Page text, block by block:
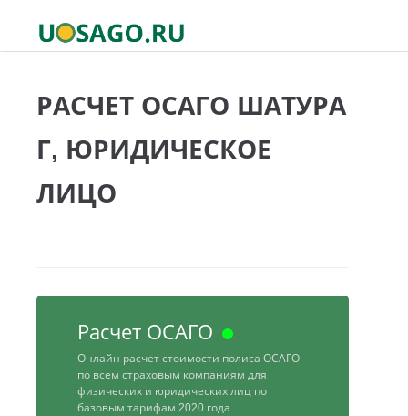
РАСЧЕТ ОСАГО ШАТУРА
Г, ЮРИДИЧЕСКОЕ
ЛИЦО
Расчет ОСАГО
Онлайн расчет стоимости полиса ОСАГО
по всем страховым компаниям для
физических и юридических лиц по
базовым тарифам 2020 года.